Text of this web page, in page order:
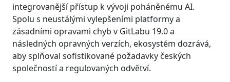
integrovanější přístup k vývoji poháněnému AI.
Spolu s neustálými vylepšeními platformy a
zásadními opravami chyb v GitLabu 19.0 a
následných opravných verzích, ekosystém dozrává,
aby splňoval sofistikované požadavky českých
společností a regulovaných odvětví.